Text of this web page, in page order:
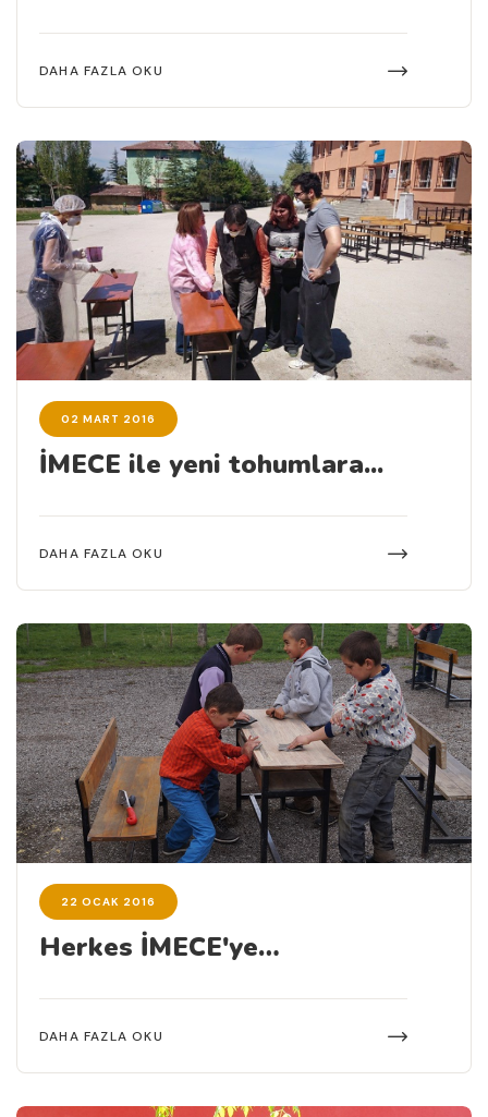
DAHA FAZLA OKU
02 MART 2016
İMECE ile yeni tohumlara...
DAHA FAZLA OKU
22 OCAK 2016
Herkes İMECE'ye…
DAHA FAZLA OKU